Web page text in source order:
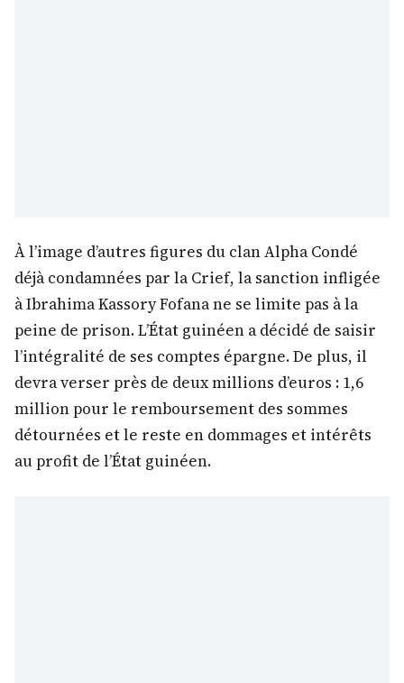
À l’image d’autres figures du clan Alpha Condé
déjà condamnées par la Crief, la sanction infligée
à Ibrahima Kassory Fofana ne se limite pas à la
peine de prison. L’État guinéen a décidé de saisir
l’intégralité de ses comptes épargne. De plus, il
devra verser près de deux millions d’euros : 1,6
million pour le remboursement des sommes
détournées et le reste en dommages et intérêts
au profit de l’État guinéen.